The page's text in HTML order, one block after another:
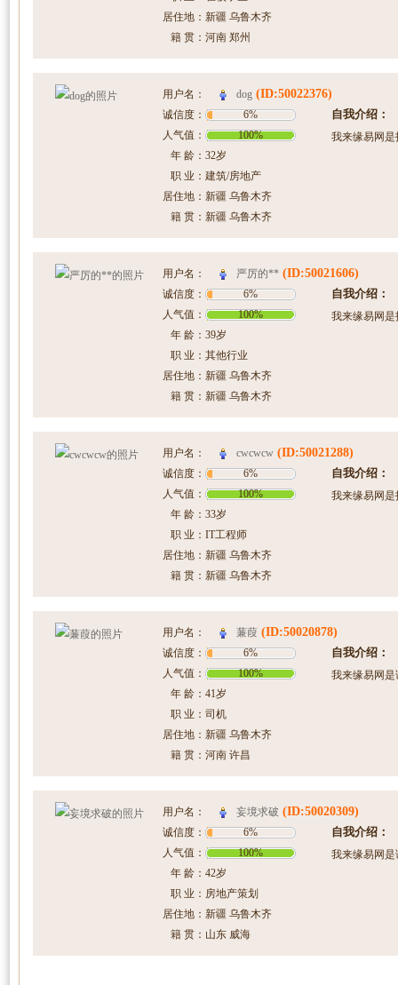
居住地： 新疆 乌鲁木齐
籍 贯： 河南 郑州
用户名： dog (ID:50022376)
诚信度：
6%
人气值：
100%
年 龄： 32岁
职 业： 建筑/房地产
居住地： 新疆 乌鲁木齐
籍 贯： 新疆 乌鲁木齐
自我介绍：
我来缘易网是
用户名： 严厉的** (ID:50021606)
诚信度：
6%
人气值：
100%
年 龄： 39岁
职 业： 其他行业
居住地： 新疆 乌鲁木齐
籍 贯： 新疆 乌鲁木齐
自我介绍：
我来缘易网是
用户名： cwcwcw (ID:50021288)
诚信度：
6%
人气值：
100%
年 龄： 33岁
职 业： IT工程师
居住地： 新疆 乌鲁木齐
籍 贯： 新疆 乌鲁木齐
自我介绍：
我来缘易网是
用户名： 蒹葭 (ID:50020878)
诚信度：
6%
人气值：
100%
年 龄： 41岁
职 业： 司机
居住地： 新疆 乌鲁木齐
籍 贯： 河南 许昌
自我介绍：
我来缘易网
用户名： 妄境求破 (ID:50020309)
诚信度：
6%
人气值：
100%
年 龄： 42岁
职 业： 房地产策划
居住地： 新疆 乌鲁木齐
籍 贯： 山东 威海
自我介绍：
我来缘易网